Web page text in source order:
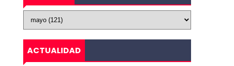
ACTUALIDAD